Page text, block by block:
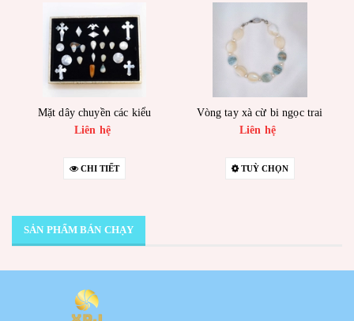
Mặt dây chuyền các kiểu
Liên hệ
CHI TIẾT
Vòng tay xà cừ bi ngọc trai
Liên hệ
TUỲ CHỌN
SẢN PHẨM BÁN CHẠY